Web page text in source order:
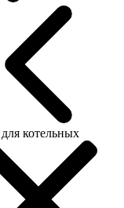
котельных